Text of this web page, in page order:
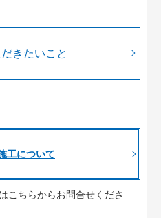
きたいこと
工について
こちらからお問合せくださ